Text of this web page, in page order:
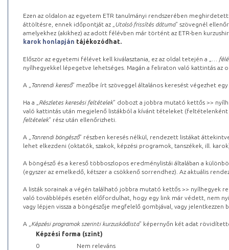
Ezen az oldalon az egyetem ETR tanulmányi rendszerében
áttöltésre, ennek időpontját az „ Utolsó frissítés dátuma” szövegnél
amelyekhez (akikhez) az adott félévben már történt az ETR-ben
karok honlapján tájékozódhat.
Először az egyetemi félévet kell kiválasztania, ez az oldal tetején a „
…
nyílhegyekkel lépegetve lehetséges. Magán a feliraton való kattintás az
A „ Tanrendi kereső” mezőbe írt szöveggel általános keresést végezhet
Ha a „ Részletes keresési feltételek” dobozt a jobbra mutató kettős >>
való kattintás után megjelenő listákból a kívánt tételeket (feltételenként
feltételek” rész után ellenőrizheti.
A „ Tanrendi böngésző” részben keresés nélkül, rendezett listákat
lehet elkezdeni (oktatók, szakok, képzési programok, tanszékek, ill.
A böngésző és a kereső többoszlopos eredménylistái általában a
(egyszer az emelkedő, kétszer a csökkenő sorrendhez). Az aktuális
A listák sorainak a végén található jobbra mutató kettős >> nyílhegyek
való továbblépés esetén előfordulhat, hogy egy link már védett, nem
vagy lépjen vissza a böngészője megfelelő gombjával, vagy
A „ Képzési programok szerinti kurzuskódlista” képernyőn két adat
Képzési forma (szint)
0
Nem releváns